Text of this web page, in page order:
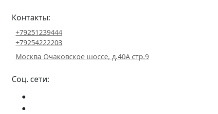
Контакты:
+79251239444
+79254222203
Москва Очаковское шоссе, д.40А стр.9
Соц. сети: